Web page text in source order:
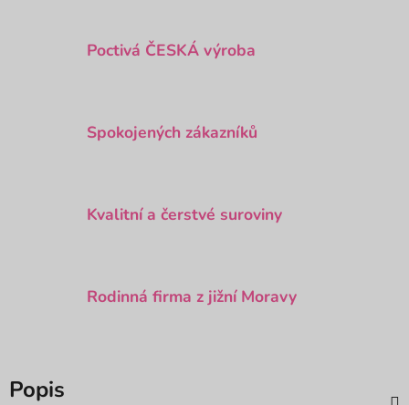
Poctivá ČESKÁ výroba
Spokojených zákazníků
Kvalitní a čerstvé suroviny
Rodinná firma z jižní Moravy
Popis